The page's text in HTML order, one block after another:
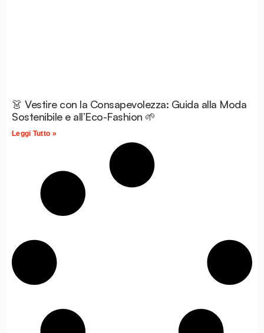
👗 Vestire con la Consapevolezza: Guida alla Moda
Sostenibile e all’Eco-Fashion 🌱
Leggi Tutto »